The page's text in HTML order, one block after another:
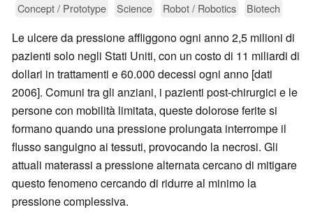
Concept / Prototype Science Robot / Robotics Biotech
Le ulcere da pressione affliggono ogni anno 2,5 milioni di
pazienti solo negli Stati Uniti, con un costo di 11 miliardi di
dollari in trattamenti e 60.000 decessi ogni anno [dati
2006]. Comuni tra gli anziani, i pazienti post-chirurgici e le
persone con mobilità limitata, queste dolorose ferite si
formano quando una pressione prolungata interrompe il
flusso sanguigno ai tessuti, provocando la necrosi. Gli
attuali materassi a pressione alternata cercano di mitigare
questo fenomeno cercando di ridurre al minimo la
pressione complessiva.